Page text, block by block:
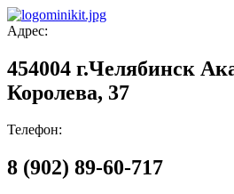
Адрес:
454004 г.Челябинск
Королева, 37
Телефон:
8 (902) 89-60-717